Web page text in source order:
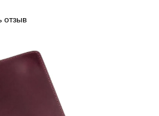
отзыв